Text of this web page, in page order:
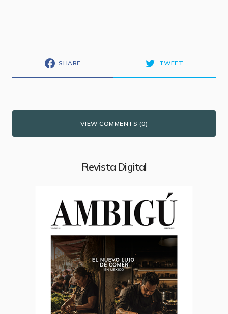
SHARE TWEET
VIEW COMMENTS (0)
Revista Digital